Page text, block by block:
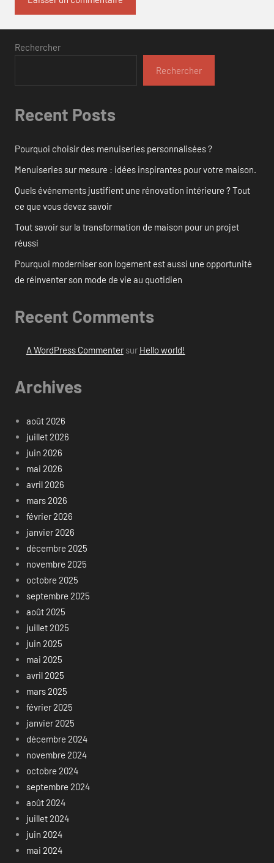
Rechercher
Rechercher
Recent Posts
Pourquoi choisir des menuiseries personnalisées ?
Menuiseries sur mesure : idées inspirantes pour votre maison.
Quels événements justifient une rénovation intérieure ? Tout
ce que vous devez savoir
Tout savoir sur la transformation de maison pour un projet
réussi
Pourquoi moderniser son logement est aussi une opportunité
de réinventer son mode de vie au quotidien
Recent Comments
A WordPress Commentersur Hello world!
Archives
août 2026
juillet 2026
juin 2026
mai 2026
avril 2026
mars 2026
février 2026
janvier 2026
décembre 2025
novembre 2025
octobre 2025
septembre 2025
août 2025
juillet 2025
juin 2025
mai 2025
avril 2025
mars 2025
février 2025
janvier 2025
décembre 2024
novembre 2024
octobre 2024
septembre 2024
août 2024
juillet 2024
juin 2024
mai 2024